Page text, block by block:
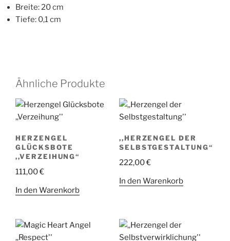
Breite: 20 cm
Tiefe: 0,1 cm
Ähnliche Produkte
HERZENGEL
GLÜCKSBOTE
,,VERZEIHUNG“
111,00€
In den Warenkorb
,,HERZENGEL DER
SELBSTGESTALTUNG“
222,00€
In den Warenkorb